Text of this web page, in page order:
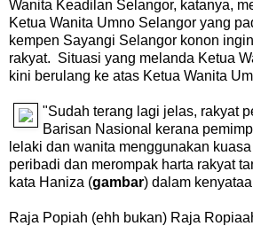
Wanita Keadilan Selangor, katanya,
Ketua Wanita Umno Selangor yang
kempen Sayangi Selangor konon
rakyat. Situasi yang melanda Ketua
kini berulang ke atas Ketua Wanita
"Sudah terang lagi jelas, rakyat
Barisan Nasional kerana
lelaki dan wanita menggunakan
peribadi dan merompak harta rakyat
kata Haniza (gambar) dalam
Raja Popiah (ehh bukan) Raja